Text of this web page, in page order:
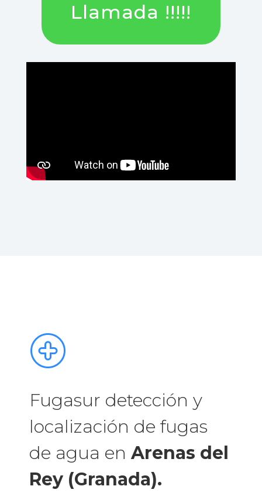
Llamada !!!!!
Fugasur detección y
localización de fugas
de agua en Arenas del
Rey (Granada).